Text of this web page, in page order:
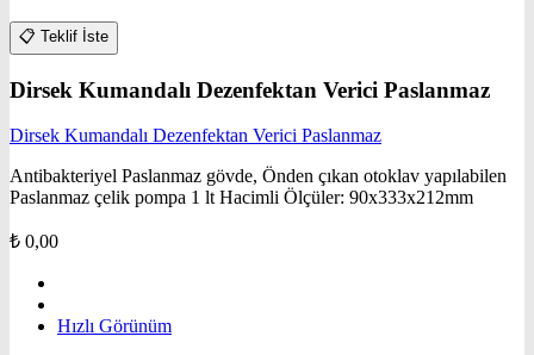
📋 Teklif İste
Dirsek Kumandalı Dezenfektan Verici Paslanmaz
Dirsek Kumandalı Dezenfektan Verici Paslanmaz
Antibakteriyel Paslanmaz gövde, Önden çıkan otoklav yapılabilen
Paslanmaz çelik pompa 1 lt Hacimli Ölçüler: 90x333x212mm
₺ 0,00
Hızlı Görünüm